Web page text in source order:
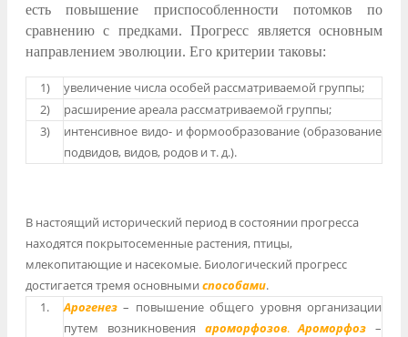
есть повышение приспособленности потомков по
сравнению с предками. Прогресс является основным
направлением эволюции. Его критерии таковы:
1)
увеличение числа особей рассматриваемой группы;
2)
расширение ареала рассматриваемой группы;
3)
интенсивное видо- и формообразование (образование
подвидов, видов, родов и т. д.).
В настоящий исторический период в состоянии прогресса
находятся покрытосеменные растения, птицы,
млекопитающие и насекомые. Биологический прогресс
достигается тремя основными способами.
1.
Арогенез – повышение общего уровня организации
путем возникновения
ароморфозов.Ароморфоз –